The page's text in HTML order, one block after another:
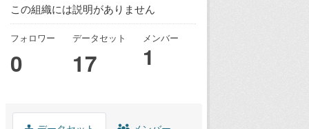
この組織には説明がありません
フォロワー
0
データセット
17
メンバー
1